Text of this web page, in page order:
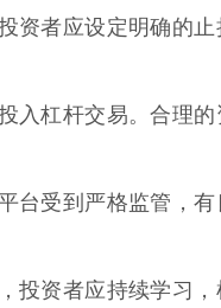
资者应设定明确的
入杠杆交易。合理
台受到严格监管，
投资者应持续学习